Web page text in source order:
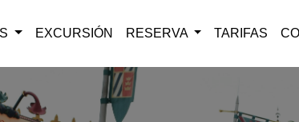
EXCURSIÓN RESERVA TARIFAS